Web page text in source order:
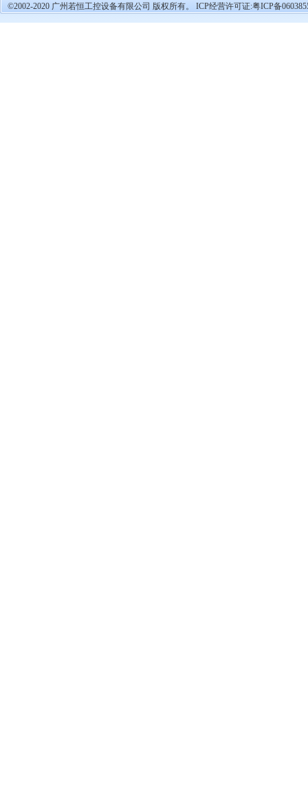
©2002-2020 广州若恒工控设备有限公司 版权所有。 ICP经营许可证:粤ICP备